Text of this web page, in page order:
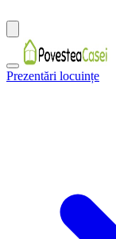
Prezentări locuințe